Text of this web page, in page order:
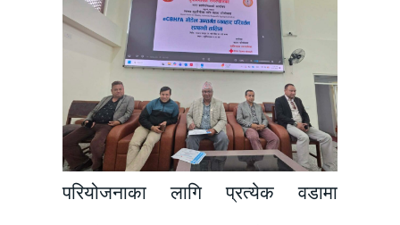
परियोजनाका लागि प्रत्येक वडामा